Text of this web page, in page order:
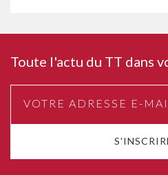
Toute l'actu du TT dans